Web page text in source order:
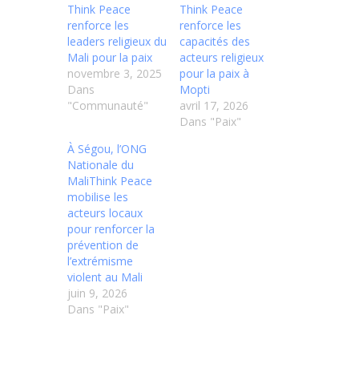
Think Peace
renforce les
leaders religieux du
Mali pour la paix
novembre 3, 2025
Dans
"Communauté"
Think Peace
renforce les
capacités des
acteurs religieux
pour la paix à
Mopti
avril 17, 2026
Dans "Paix"
À Ségou, l’ONG
Nationale du
MaliThink Peace
mobilise les
acteurs locaux
pour renforcer la
prévention de
l’extrémisme
violent au Mali
juin 9, 2026
Dans "Paix"